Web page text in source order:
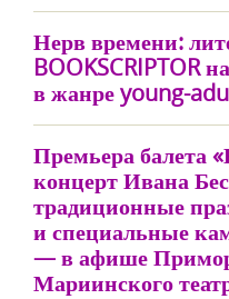
Нерв времени:
BOOKSCRIPTOR
в жанре young-
Премьера балета
концерт Ивана
традиционные
и специальные
— в афише
Мариинского